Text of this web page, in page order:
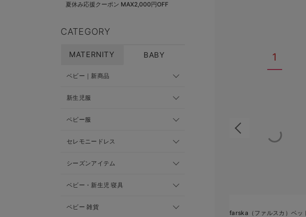
夏休み応援クーポン MAX2,000円OFF
CATEGORY
MATERNITY BABY
ベビー｜新商品
新生児服
ベビー服
セレモニードレス
シーズンアイテム
ベビー・新生児 寝具
ベビー 雑貨
1
farska（ファルスカ）ベッ